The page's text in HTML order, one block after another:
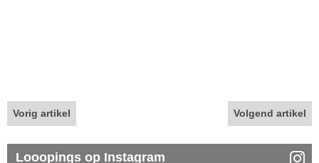
Vorig artikel Volgend artikel
Looopings op Instagram